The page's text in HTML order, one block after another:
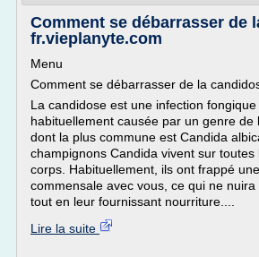
Comment se débarrasser de
fr.vieplanyte.com
Menu
Comment se débarrasser de la
La candidose est une infection
habituellement causée par un genre de
dont la plus commune est Candida
champignons Candida vivent sur toutes
corps. Habituellement, ils ont frappé
commensale avec vous, ce qui ne
tout en leur fournissant nourriture....
Lire la suite